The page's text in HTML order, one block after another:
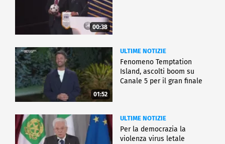
00:38
01:52
ULTIME NOTIZIE
Fenomeno Temptation
Island, ascolti boom su
Canale 5 per il gran finale
ULTIME NOTIZIE
Per la democrazia la
violenza virus letale